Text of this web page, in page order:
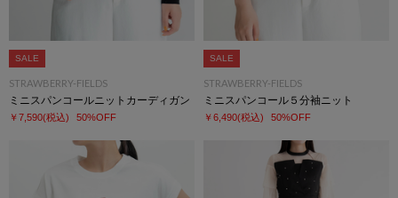
SALE
STRAWBERRY-FIELDS
ミニスパンコールニットカーディガン
￥7,590(税込) 50%OFF
SALE
STRAWBERRY-FIELDS
ミニスパンコール５分袖ニット
￥6,490(税込) 50%OFF